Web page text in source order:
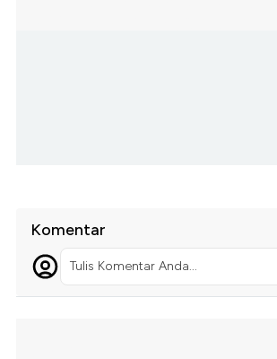
Komentar
Tulis Komentar Anda...